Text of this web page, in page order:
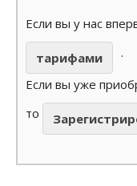
Если вы у нас
тарифами
.
Если вы уже
то